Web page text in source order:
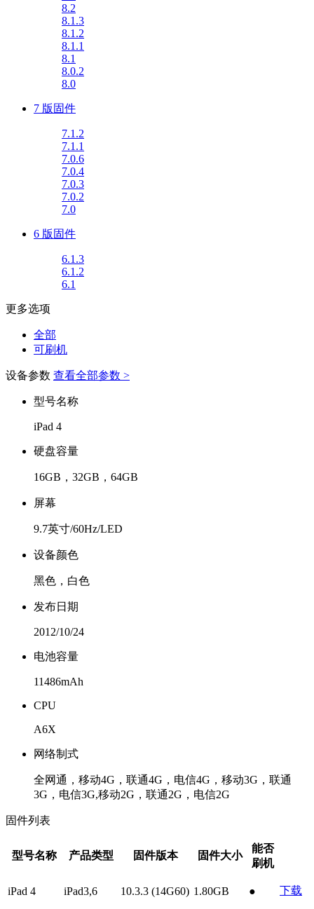
8.2
8.1.3
8.1.2
8.1.1
8.1
8.0.2
8.0
7 版固件
7.1.2
7.1.1
7.0.6
7.0.4
7.0.3
7.0.2
7.0
6 版固件
6.1.3
6.1.2
6.1
更多选项
全部
可刷机
设备参数 查看全部参数 >
型号名称
iPad 4
硬盘容量
16GB，32GB，64GB
屏幕
9.7英寸/60Hz/LED
设备颜色
黑色，白色
发布日期
2012/10/24
电池容量
11486mAh
CPU
A6X
网络制式
全网通，移动4G，联通4G，电信4G，移动3G，联通
3G，电信3G,移动2G，联通2G，电信2G
固件列表
型号名称 产品类型 固件版本 固件大小
能否
刷机
iPad 4 iPad3,6 10.3.3 (14G60) 1.80GB ● 下载